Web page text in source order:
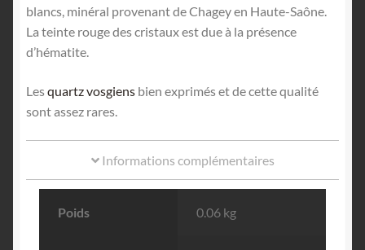
blancs, minéral provenant de Chagey en Haute-Saône.
La teinte rouge des cristaux est due à la présence
d’hématite.
Lesquartz vosgiens bien exprimés et de cette qualité
sont assez rares.
Informations complémentaires
Poids 0.06 kg